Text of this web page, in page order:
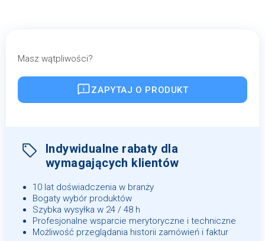
Masz wątpliwości?
ZAPYTAJ O PRODUKT
Indywidualne rabaty dla
wymagających klientów
10 lat doświadczenia w branży
Bogaty wybór produktów
Szybka wysyłka w 24 / 48 h
Profesjonalne wsparcie merytoryczne i techniczne
Możliwość przeglądania historii zamówień i faktur